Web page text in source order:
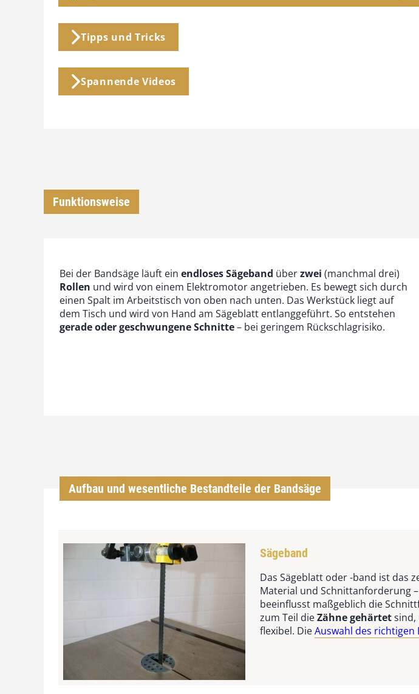
Tipps und Tricks
Spannende Videos
Funktionsweise
Bei der Bandsäge läuft ein endloses Sägeband überzwei (manchmal drei)
Rollen und wird von einem Elektromotor angetrieben. Es bewegt sich durch
einen Spalt im Arbeitstisch von oben nach unten. Das Werkstück liegt auf
dem Tisch und wird von Hand am Sägeblatt entlanggeführt. So entstehen
gerade oder geschwungene Schnitte– bei geringem Rückschlagrisiko.
Aufbau und wesentliche Bestandteile der Bandsäge
Sägeband
Das Sägeblatt oder -band ist das
Material und Schnittanforderung
beeinflusst maßgeblich die
zum Teil dieZähne gehärtetsind,
flexibel. DieAuswahl des richtigen